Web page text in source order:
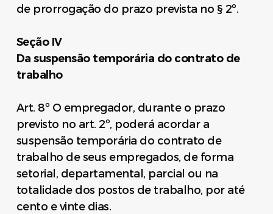
de prorrogação do prazo prevista no § 2º.
Seção IV
Da suspensão temporária do contrato de
trabalho
Art. 8º O empregador, durante o prazo
previsto no art. 2º, poderá acordar a
suspensão temporária do contrato de
trabalho de seus empregados, de forma
setorial, departamental, parcial ou na
totalidade dos postos de trabalho, por até
cento e vinte dias.